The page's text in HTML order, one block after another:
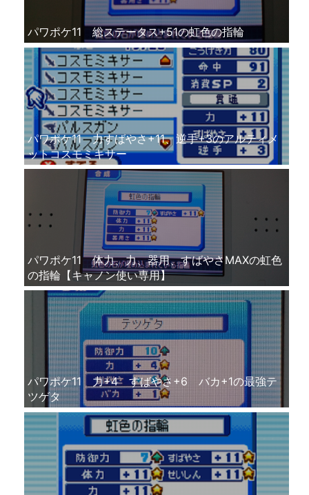
パワポケ11 総ステータス+51の虹色の指輪
パワポケ11 力すばやさ+11、逆手+3のアルティメ
ットコスモミキサー
パワポケ11 体力、力、器用、すばやさMAXの虹色
の指輪【キャノン使い専用】
パワポケ11 力+4 すばやさ+6 バカ+1の最強テ
ツゲタ